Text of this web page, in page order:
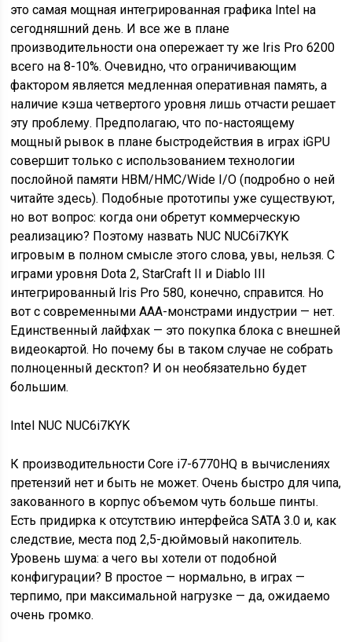
это самая мощная интегрированная графика Intel на
сегодняшний день. И все же в плане
производительности она опережает ту же Iris Pro 6200
всего на 8-10%. Очевидно, что ограничивающим
фактором является медленная оперативная память, а
наличие кэша четвертого уровня лишь отчасти решает
эту проблему. Предполагаю, что по-настоящему
мощный рывок в плане быстродействия в играх iGPU
совершит только с использованием технологии
послойной памяти HBM/HMC/Wide I/O (подробно о ней
читайте здесь). Подобные прототипы уже существуют,
но вот вопрос: когда они обретут коммерческую
реализацию? Поэтому назвать NUC NUC6i7KYK
игровым в полном смысле этого слова, увы, нельзя. С
играми уровня Dota 2, StarCraft II и Diablo III
интегрированный Iris Pro 580, конечно, справится. Но
вот с современными AAA-монстрами индустрии — нет.
Единственный лайфхак — это покупка блока с внешней
видеокартой. Но почему бы в таком случае не собрать
полноценный десктоп? И он необязательно будет
большим.
Intel NUC NUC6i7KYK
К производительности Core i7-6770HQ в вычислениях
претензий нет и быть не может. Очень быстро для чипа,
закованного в корпус объемом чуть больше пинты.
Есть придирка к отсутствию интерфейса SATA 3.0 и, как
следствие, места под 2,5-дюймовый накопитель.
Уровень шума: а чего вы хотели от подобной
конфигурации? В простое — нормально, в играх —
терпимо, при максимальной нагрузке — да, ожидаемо
очень громко.